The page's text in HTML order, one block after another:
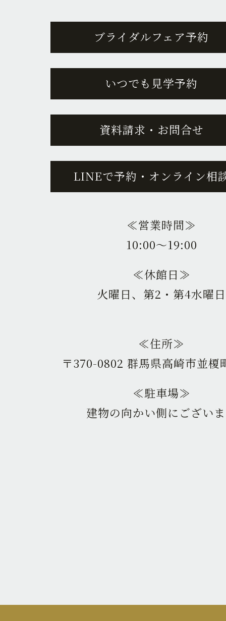
ブライダルフェア予約
いつでも見学予約
資料請求・お問合せ
LINEで予約・オンライン相
≪営業時間≫
10:00〜19:00
≪休館日≫
火曜日、第2・第4水曜日
≪住所≫
〒370-0802 群馬県高崎市並榎
≪駐車場≫
建物の向かい側にござい